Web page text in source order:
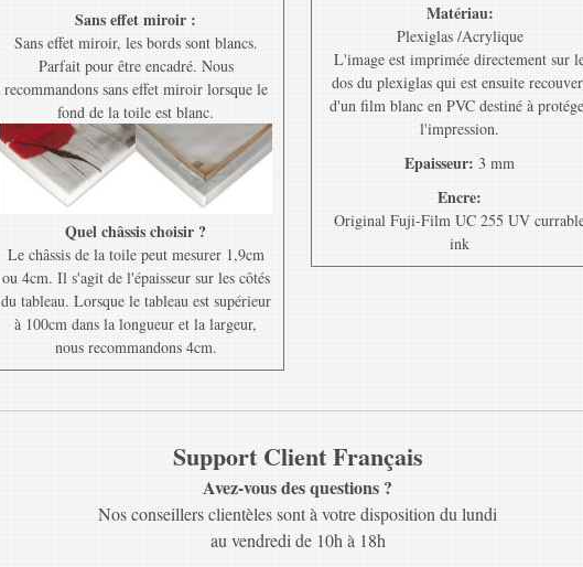
Sans effet miroir :
Sans effet miroir, les bords sont blancs.
Parfait pour être encadré. Nous
recommandons sans effet miroir lorsque le
fond de la toile est blanc.
Quel châssis choisir ?
Le châssis de la toile peut mesurer 1,9cm
ou 4cm. Il s'agit de l'épaisseur sur les côtés
du tableau. Lorsque le tableau est supérieur
à 100cm dans la longueur et la largeur,
nous recommandons 4cm.
Matériau:
Plexiglas /Acrylique
L'image est imprimée directement sur
dos du plexiglas qui est ensuite
d'un film blanc en PVC destiné à
l'impression.
Epaisseur: 3 mm
Encre:
Original Fuji-Film UC 255 UV
ink
Support Client Français
Avez-vous des questions ?
Nos conseillers clientèles sont à votre disposition du lundi
au vendredi de 10h à 18h